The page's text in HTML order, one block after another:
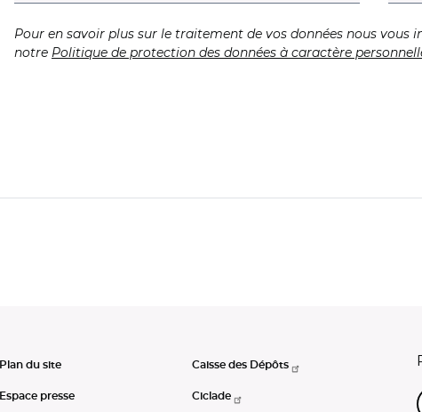
Pour en savoir plus sur le traitement de vos données nous vous
notre Politique de protection des données à caractère
Plan du site
Espace presse
Caisse des Dépôts
Ciclade